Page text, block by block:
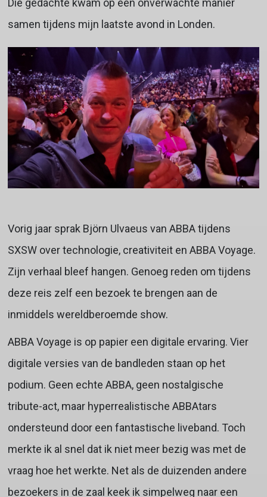
Die gedachte kwam op een onverwachte manier
samen tijdens mijn laatste avond in Londen.
Vorig jaar sprak Björn Ulvaeus van ABBA tijdens
SXSW over technologie, creativiteit en ABBA Voyage.
Zijn verhaal bleef hangen. Genoeg reden om tijdens
deze reis zelf een bezoek te brengen aan de
inmiddels wereldberoemde show.
ABBA Voyage is op papier een digitale ervaring. Vier
digitale versies van de bandleden staan op het
podium. Geen echte ABBA, geen nostalgische
tribute-act, maar hyperrealistische ABBAtars
ondersteund door een fantastische liveband. Toch
merkte ik al snel dat ik niet meer bezig was met de
vraag hoe het werkte. Net als de duizenden andere
bezoekers in de zaal keek ik simpelweg naar een